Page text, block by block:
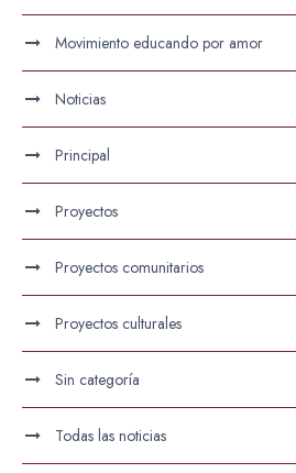
Movimiento educando por amor
Noticias
Principal
Proyectos
Proyectos comunitarios
Proyectos culturales
Sin categoría
Todas las noticias